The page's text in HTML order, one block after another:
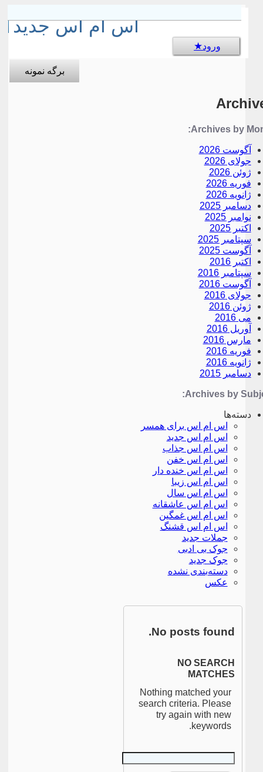
اس ام اس جدید
ورود
برگه نمونه
Archives by
آگوست 2026
جولای 2026
ژوئن 2026
فوریه 2026
ژانویه 2026
دسامبر 2025
نوامبر 2025
اکتبر 2025
سپتامبر 2025
آگوست 2025
اکتبر 2016
سپتامبر 2016
آگوست 2016
جولای 2016
ژوئن 2016
می 2016
آوریل 2016
مارس 2016
فوریه 2016
ژانویه 2016
دسامبر 2015
Archives by
دسته‌ها
اس ام اس برای همسر
اس ام اس جدید
اس ام اس جذاب
اس ام اس خفن
اس ام اس خنده دار
اس ام اس زیبا
اس ام اس سال
اس ام اس عاشقانه
اس ام اس غمگین
اس ام اس قشنگ
جملات جدید
جوک بی ادبی
جوک جدید
دسته‌بندی نشده
عکس
No posts found.
NO SEARCH
MATCHES
Nothing matched your
search criteria. Please
try again with new
keywords.